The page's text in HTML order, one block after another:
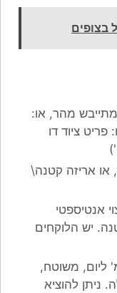
בצופים
מהר, או:
פריט ציוד דו
או אריזה קטנה\
אנטיספטי
יש הלוקחים
טואלט לפי 15-20 גר'/ 1.2 מ' ליום, משוטח,
ניתן להוציא